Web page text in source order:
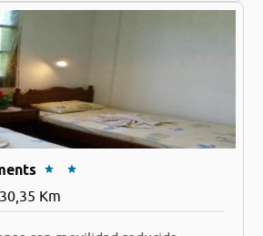
Km